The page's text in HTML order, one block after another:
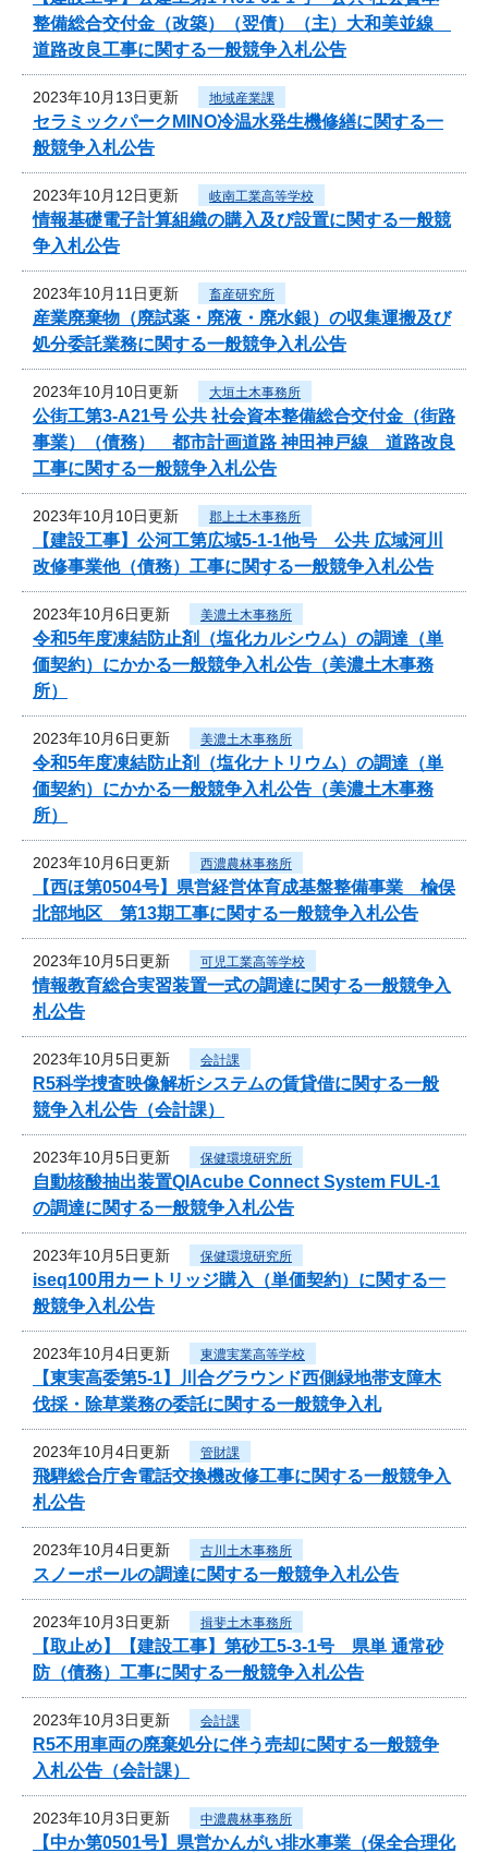
整備総合交付金（改築）（翌債）（主）大和美並線
道路改良工事に関する一般競争入札公告
2023年10月13日更新 地域産業課
セラミックパークMINO冷温水発生機修繕に関する一
般競争入札公告
2023年10月12日更新 岐南工業高等学校
情報基礎電子計算組織の購入及び設置に関する一般競
争入札公告
2023年10月11日更新 畜産研究所
産業廃棄物（廃試薬・廃液・廃水銀）の収集運搬及び
処分委託業務に関する一般競争入札公告
2023年10月10日更新 大垣土木事務所
公街工第3-A21号 公共 社会資本整備総合交付金（街路
事業）（債務） 都市計画道路 神田神戸線 道路改良
工事に関する一般競争入札公告
2023年10月10日更新 郡上土木事務所
【建設工事】公河工第広域5-1-1他号 公共 広域河川
改修事業他（債務）工事に関する一般競争入札公告
2023年10月6日更新 美濃土木事務所
令和5年度凍結防止剤（塩化カルシウム）の調達（単
価契約）にかかる一般競争入札公告（美濃土木事務
所）
2023年10月6日更新 美濃土木事務所
令和5年度凍結防止剤（塩化ナトリウム）の調達（単
価契約）にかかる一般競争入札公告（美濃土木事務
所）
2023年10月6日更新 西濃農林事務所
【西ほ第0504号】県営経営体育成基盤整備事業 楡俣
北部地区 第13期工事に関する一般競争入札公告
2023年10月5日更新 可児工業高等学校
情報教育総合実習装置一式の調達に関する一般競争入
札公告
2023年10月5日更新 会計課
R5科学捜査映像解析システムの賃貸借に関する一般
競争入札公告（会計課）
2023年10月5日更新 保健環境研究所
自動核酸抽出装置QIAcube Connect System FUL-1
の調達に関する一般競争入札公告
2023年10月5日更新 保健環境研究所
iseq100用カートリッジ購入（単価契約）に関する一
般競争入札公告
2023年10月4日更新 東濃実業高等学校
【東実高委第5-1】川合グラウンド西側緑地帯支障木
伐採・除草業務の委託に関する一般競争入札
2023年10月4日更新 管財課
飛騨総合庁舎電話交換機改修工事に関する一般競争入
札公告
2023年10月4日更新 古川土木事務所
スノーポールの調達に関する一般競争入札公告
2023年10月3日更新 揖斐土木事務所
【取止め】【建設工事】第砂工5-3-1号 県単 通常砂
防（債務）工事に関する一般競争入札公告
2023年10月3日更新 会計課
R5不用車両の廃棄処分に伴う売却に関する一般競争
入札公告（会計課）
2023年10月3日更新 中濃農林事務所
【中か第0501号】県営かんがい排水事業（保全合理化